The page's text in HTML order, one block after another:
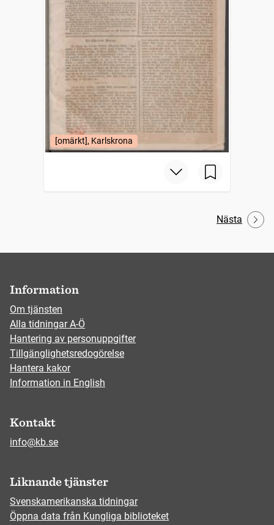
[omärkt], Karlskrona
Nästa
Information
Om tjänsten
Alla tidningar A-Ö
Hantering av personuppgifter
Tillgänglighetsredogörelse
Hantera kakor
Information in English
Kontakt
info@kb.se
Liknande tjänster
Svenskamerikanska tidningar
Öppna data från Kungliga biblioteket